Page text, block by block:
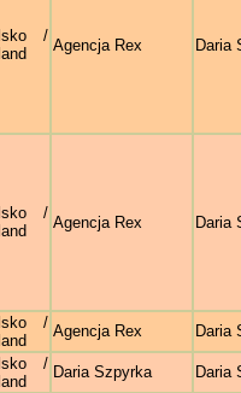
/
Agencja Rex Daria
/
Agencja Rex Daria
/ Agencja Rex
Daria
/ Daria Szpyrka
Daria